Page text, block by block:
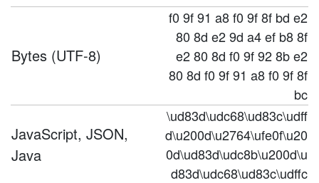
Bytes (UTF-8)
f0 9f 91 a8 f0 9f 8f bd e2
80 8d e2 9d a4 ef b8 8f
e2 80 8d f0 9f 92 8b e2
80 8d f0 9f 91 a8 f0 9f 8f
bc
JavaScript, JSON,
Java
\ud83d\udc68\ud83c\udff
d\u200d\u2764\ufe0f\u20
0d\ud83d\udc8b\u200d\u
d83d\udc68\ud83c\udffc